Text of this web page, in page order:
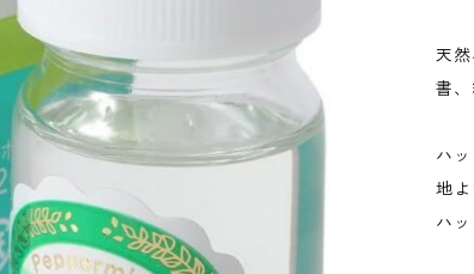
天
書
ハ
地よ
ハ